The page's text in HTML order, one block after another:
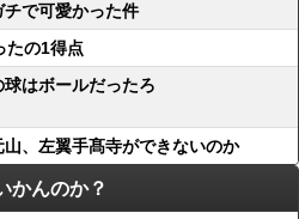
チで可愛かった件
たの1得点
はボールだったろ
、左翼手髙寺ができないのか
かんのか？